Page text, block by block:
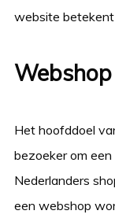
website betekent
Webshop
Het hoofddoel
bezoeker om
Nederlanders
een webshop